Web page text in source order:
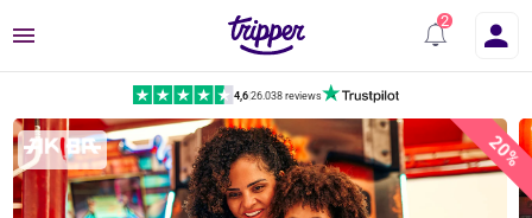
Menu
4,6|26.038 reviews
20%